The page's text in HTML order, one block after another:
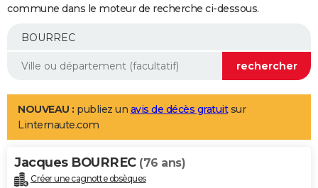
Essais
Réserver un essai
Citadines
Berlines
SUV
Forum auto
+
Mobiles
Meilleur smartphone
Internet
Ordinateurs
Jeux vidéo
Guide high-tech
Aménagement intérieur
LIFESTYLE
Art de vivre
Bien-être
Loisirs
Mode
Modes de vie
Alimentation
Guide de la santé
Maladies
Médicaments
Sommeil
VOYAGE
commune dans le moteur de recherche ci-dessous.
NOUVEAU : publiez un avis de décès gratuitsur
Linternaute.com
Jacques BOURREC (76 ans)
Créer une cagnotte obsèques